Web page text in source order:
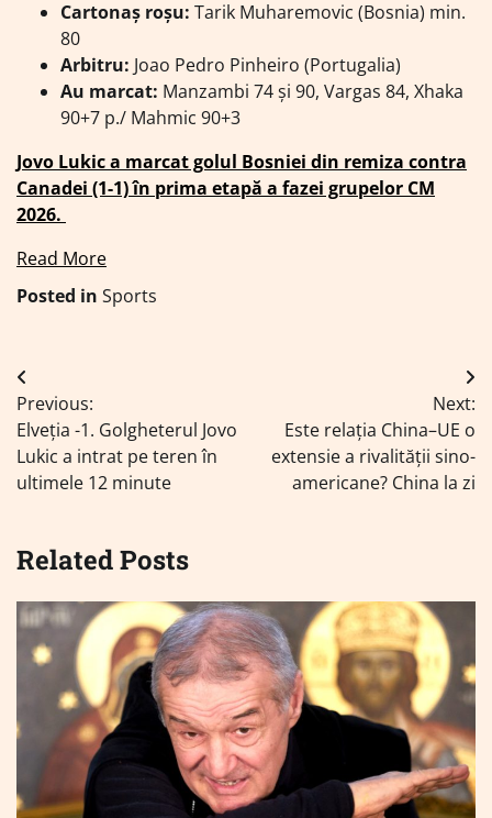
Cartonaş roşu: Tarik Muharemovic (Bosnia) min.
80
Arbitru: Joao Pedro Pinheiro (Portugalia)
Au marcat: Manzambi 74 și 90, Vargas 84, Xhaka
90+7 p./ Mahmic 90+3
Jovo Lukic a marcat golul Bosniei din remiza contra
Canadei (1-1) în prima etapă a fazei grupelor CM
2026.
Read More
Posted in Sports
Navigare
în
articole
Previous:
Elveția -1. Golgheterul Jovo
Lukic a intrat pe teren în
ultimele 12 minute
Next:
Este relația China–UE o
extensie a rivalității sino-
americane? China la zi
Related Posts